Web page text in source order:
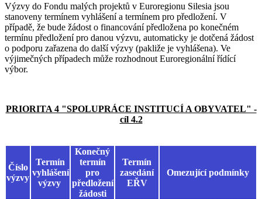
Výzvy do Fondu malých projektů v Euroregionu Silesia jsou
stanoveny termínem vyhlášení a termínem pro předložení. V
případě, že bude žádost o financování předložena po konečném
termínu předložení pro danou výzvu, automaticky je dotčená žádost
o podporu zařazena do další výzvy (pakliže je vyhlášena). Ve
výjimečných případech může rozhodnout Euroregionální řídící
výbor.
PRIORITA 4 "SPOLUPRÁCE INSTITUCÍ A OBYVATEL" -
cíl 4.2
Číslo
výzvy
Termín
vyhlášení
výzvy
Konečný
termín
pro
předložení
žádosti
Termín
zasedání
EŘV
Omezující podmínky